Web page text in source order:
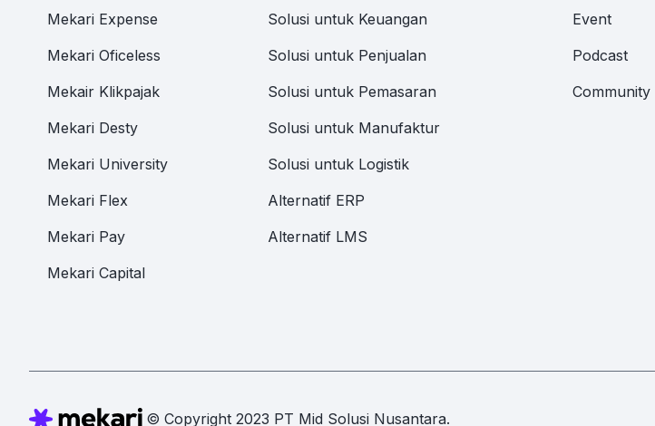
Mekari Expense
Mekari Oficeless
Mekair Klikpajak
Mekari Desty
Mekari University
Mekari Flex
Mekari Pay
Mekari Capital
Solusi untuk Keuangan
Solusi untuk Penjualan
Solusi untuk Pemasaran
Solusi untuk Manufaktur
Solusi untuk Logistik
Alternatif ERP
Alternatif LMS
Event
Podcast
Community
© Copyright 2023 PT Mid Solusi Nusantara.